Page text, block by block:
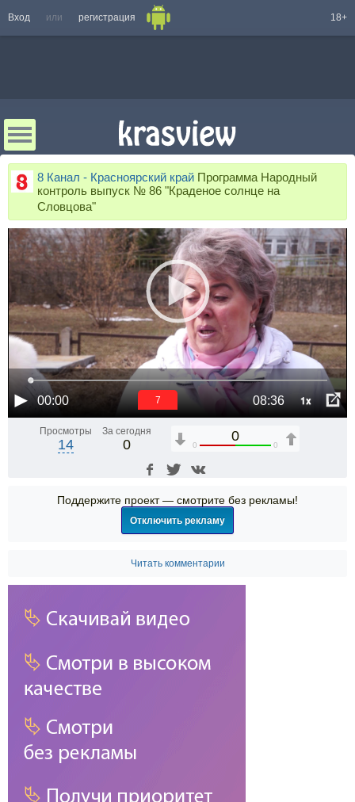
Вход или регистрация 18+
8 Канал - Красноярский край Программа Народный
контроль выпуск № 86 "Краденое солнце на
Словцова"
00:00 08:36 1x
6
Просмотры
14
За сегодня
0
0
0 0
Поддержите проект — смотрите без рекламы!
Отключить рекламу
Читать комментарии